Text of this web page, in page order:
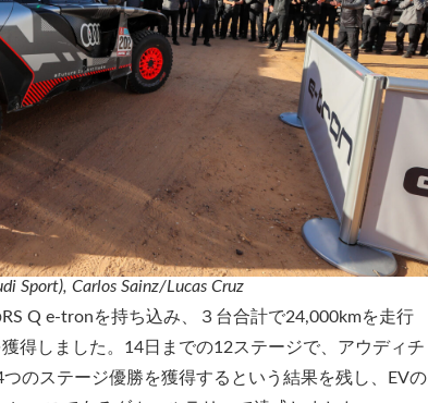
Sport), Carlos Sainz/Lucas Cruz
Q e-tronを持ち込み、３台合計で24,000kmを走行
得しました。14日までの12ステージで、アウディチ
のステージ優勝を獲得するという結果を残し、EVの